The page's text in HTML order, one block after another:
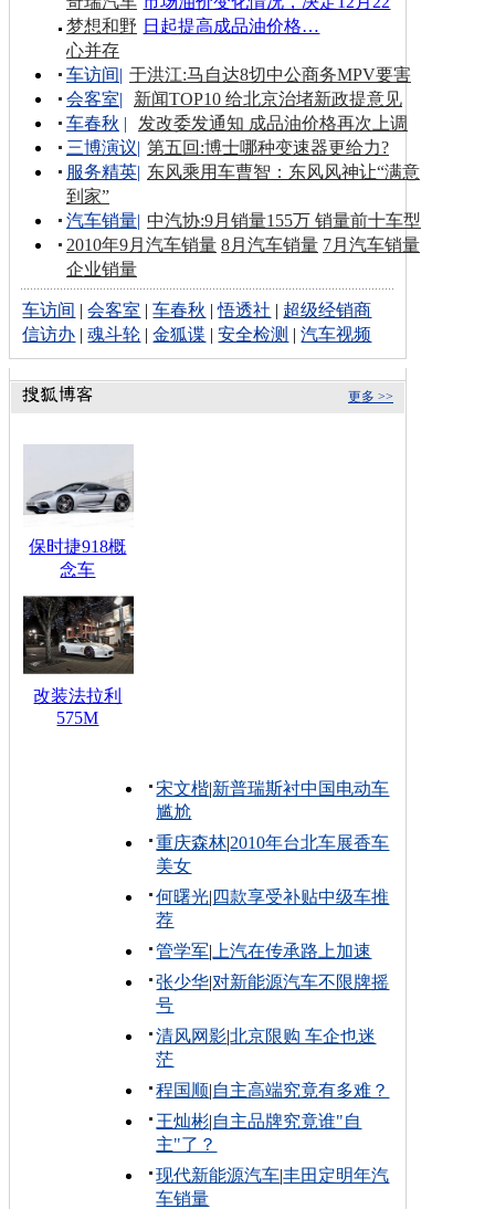
日起提高成品油价格…
梦想和野
心并存
车访间| 于洪江:马自达8切中公商务MPV要害
会客室|
新闻TOP10 给北京治堵新政提意见
车春秋 |
发改委发通知 成品油价格再次上调
三博演议| 第五回:博士哪种变速器更给力?
服务精英| 东风乘用车曹智：东风风神让“满意
到家”
汽车销量| 中汽协:9月销量155万 销量前十车型
2010年9月汽车销量 8月汽车销量 7月汽车销量
企业销量
车访间 |会客室 |车春秋 |悟透社 | 超级经销商
信访办 |魂斗轮 |金狐谍 |安全检测 |汽车视频
更多 >>
保时捷918概
念车
改装法拉利
575M
宋文楷|新普瑞斯衬中国电动车
尴尬
重庆森林|2010年台北车展香车
美女
何曙光| 四款享受补贴中级车推
荐
管学军| 上汽在传承路上加速
张少华|对新能源汽车不限牌摇
号
清风网影|北京限购 车企也迷
茫
程国顺|自主高端究竟有多难？
王灿彬|自主品牌究竟谁"自
主"了？
现代新能源汽车|丰田定明年汽
车销量